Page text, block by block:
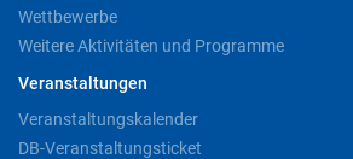
Wettbewerbe
Weitere Aktivitäten und Programme
Veranstaltungen
Veranstaltungskalender
DB-Veranstaltungsticket